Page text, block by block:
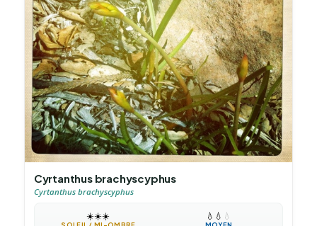
Cyrtanthus brachyscyphus
Cyrtanthus brachyscyphus
☀️☀️☀️ 💧 💧 💧